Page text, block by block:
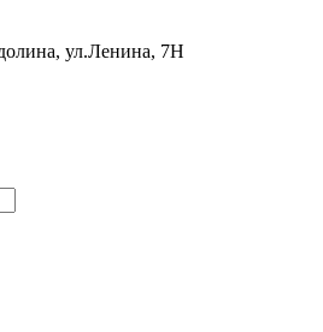
ул.Ленина, 7Н